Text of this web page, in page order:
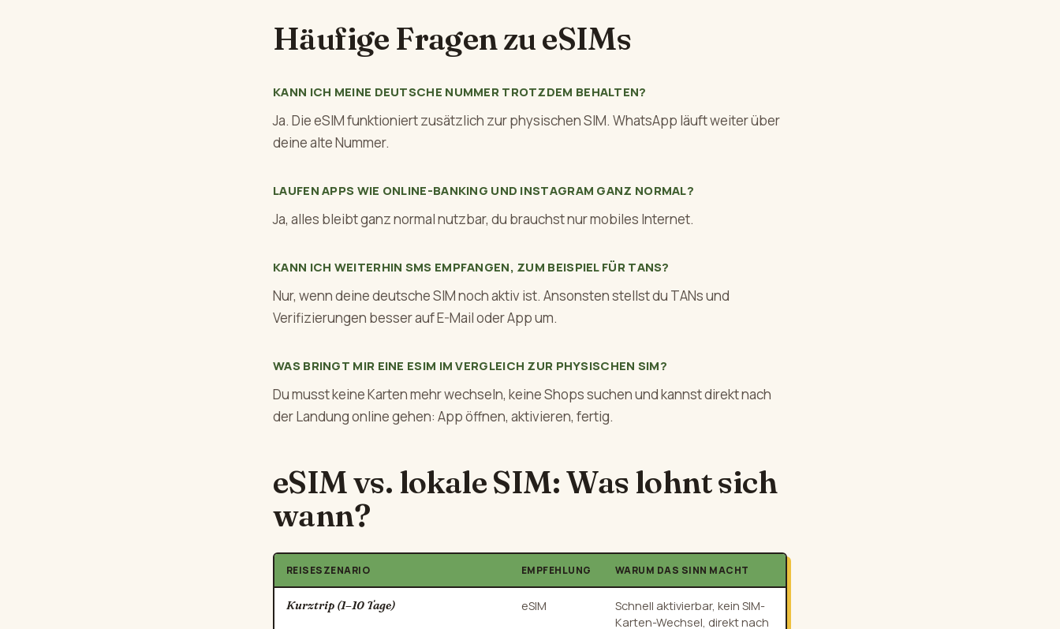
Häufige Fragen zu eSIMs
KANN ICH MEINE DEUTSCHE NUMMER TROTZDEM BEHALTEN?
Ja. Die eSIM funktioniert zusätzlich zur physischen SIM. WhatsApp läuft weiter über
deine alte Nummer.
LAUFEN APPS WIE ONLINE-BANKING UND INSTAGRAM GANZ NORMAL?
Ja, alles bleibt ganz normal nutzbar, du brauchst nur mobiles Internet.
KANN ICH WEITERHIN SMS EMPFANGEN, ZUM BEISPIEL FÜR TANS?
Nur, wenn deine deutsche SIM noch aktiv ist. Ansonsten stellst du TANs und
Verifizierungen besser auf E-Mail oder App um.
WAS BRINGT MIR EINE ESIM IM VERGLEICH ZUR PHYSISCHEN SIM?
Du musst keine Karten mehr wechseln, keine Shops suchen und kannst direkt nach
der Landung online gehen: App öffnen, aktivieren, fertig.
eSIM vs. lokale SIM: Was lohnt sich
wann?
REISESZENARIO EMPFEHLUNG WARUM DAS SINN MACHT
Kurztrip (1–10 Tage) eSIM
Schnell aktivierbar, kein SIM-
Karten-Wechsel, direkt nach